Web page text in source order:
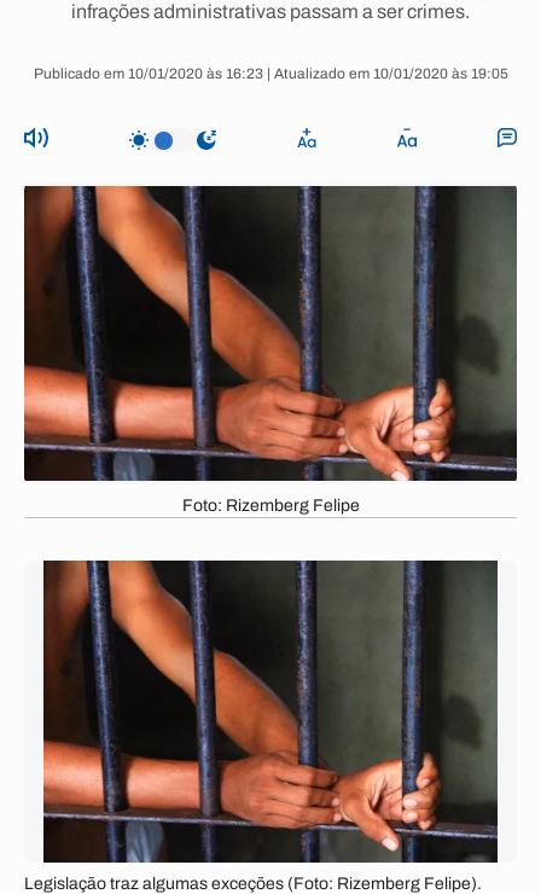
infrações administrativas passam a ser crimes.
Publicado em 10/01/2020 às 16:23 | Atualizado em 10/01/2020 às 19:05
Foto: Rizemberg Felipe
Legislação traz algumas exceções (Foto: Rizemberg Felipe).